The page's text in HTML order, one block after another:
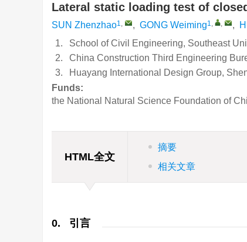
Lateral static loading test of
SUN Zhenzhao1, , GONG Weiming1, , ,
1.
School of Civil Engineering, Southeast
2.
China Construction Third Engineering
3.
Huayang International Design Group,
Funds:
the National Natural Science Foundation of
HTML全文
摘要
相关文章
0. 引言